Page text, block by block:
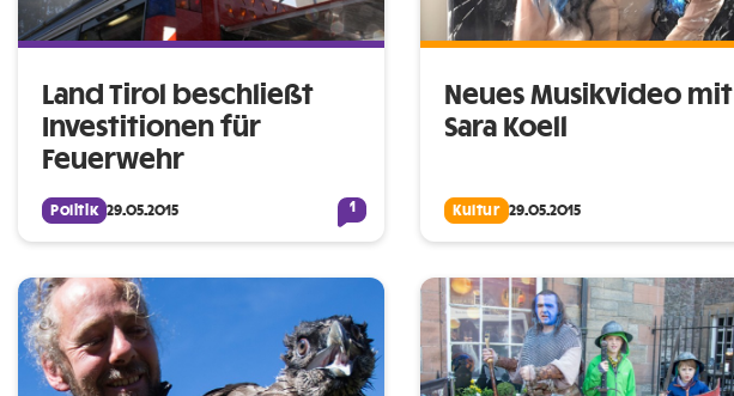
Land Tirol beschließt
Investitionen für
Feuerwehr
Politik 29.05.2015 1
Neues Musikvideo mit
Sara Koell
Kultur 29.05.2015